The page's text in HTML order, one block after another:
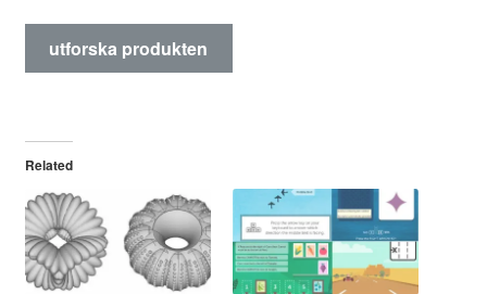
utforska produkten
Related